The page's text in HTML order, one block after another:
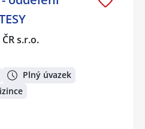
s.r.o.
Plný úvazek